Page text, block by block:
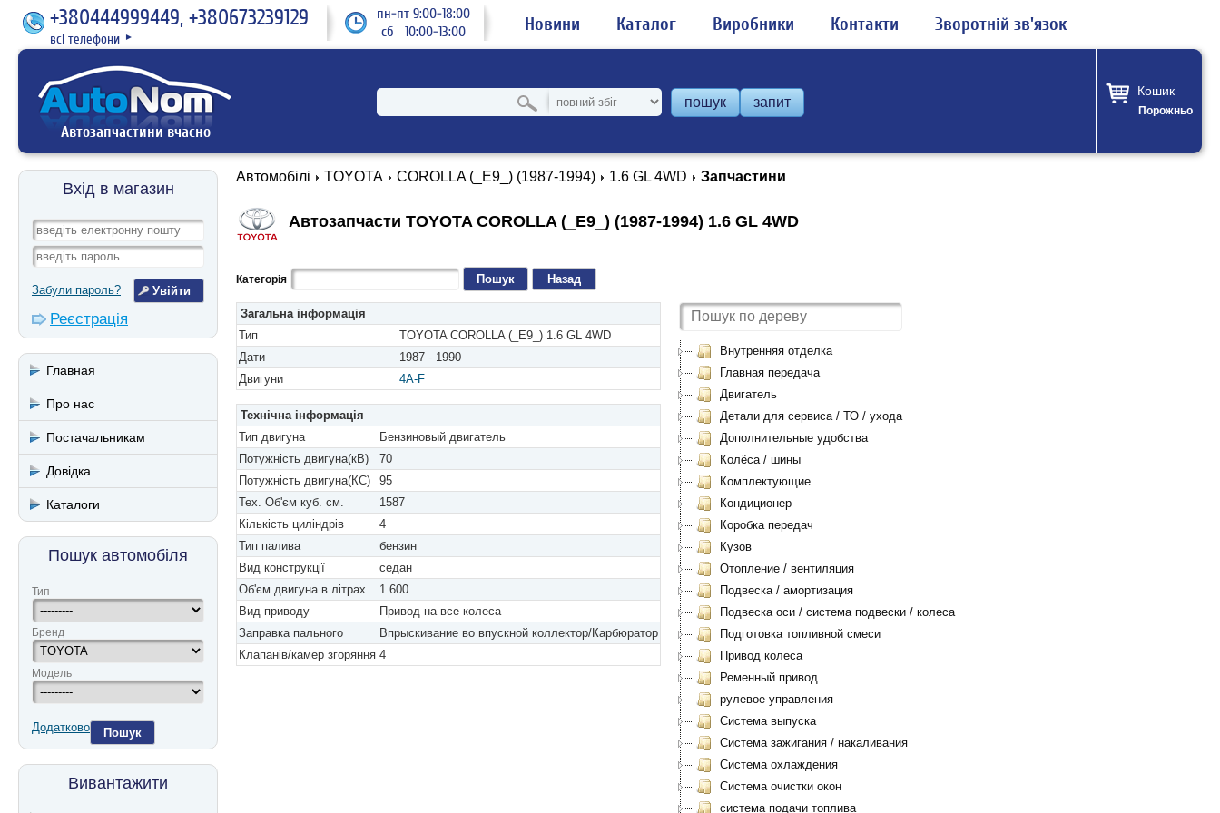
+380444999449, +380673239129
всі телефони ►
пн-пт 9:00-18:00
сб 10:00-13:00
Новини Каталог Виробники Контакти Зворотній зв'язок
Автозапчастини вчасно
пошук запит
Кошик
Порожньо
Вхід в магазин
Забули пароль?
Реєстрація
Главная
Про нас
Постачальникам
Довідка
Каталоги
Пошук автомобіля
Тип
Бренд
Модель
Додатково Пошук
Вивантажити
Автомобілі TOYOTA COROLLA (_E9_) (1987-1994) 1.6 GL 4WD Запчастини
Автозапчасти TOYOTA COROLLA (_E9_) (1987-1994) 1.6 GL 4WD
Категорія Назад
Загальна інформація
Тип
TOYOTA COROLLA (_E9_) 1.6 GL 4WD
Дати
1987 - 1990
Двигуни
4A-F
Технічна інформація
Тип двигуна
Бензиновый двигатель
Потужність двигуна(кВ)
70
Потужність двигуна(КС)
95
Тех. Об'єм куб. см.
1587
Кількість циліндрів
4
Тип палива
бензин
Вид конструкції
седан
Об'єм двигуна в літрах
1.600
Вид приводу
Привод на все колеса
Заправка пального
Впрыскивание во впускной коллектор/Карбюратор
Клапанів/камер згоряння 4
Внутренняя отделка
Главная передача
Двигатель
Детали для сервиса / ТО / ухода
Дополнительные удобства
Колёса / шины
Комплектующие
Кондиционер
Коробка передач
Кузов
Отопление / вентиляция
Подвеска / амортизация
Подвеска оси / система подвески / колеса
Подготовка топливной смеси
Привод колеса
Ременный привод
рулевое управления
Система выпуска
Система зажигания / накаливания
Система охлаждения
Система очистки окон
система подачи топлива